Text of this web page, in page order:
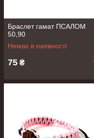
Браслет гамат ПСАЛОМ
50,90
Немає в наявності
75 ₴